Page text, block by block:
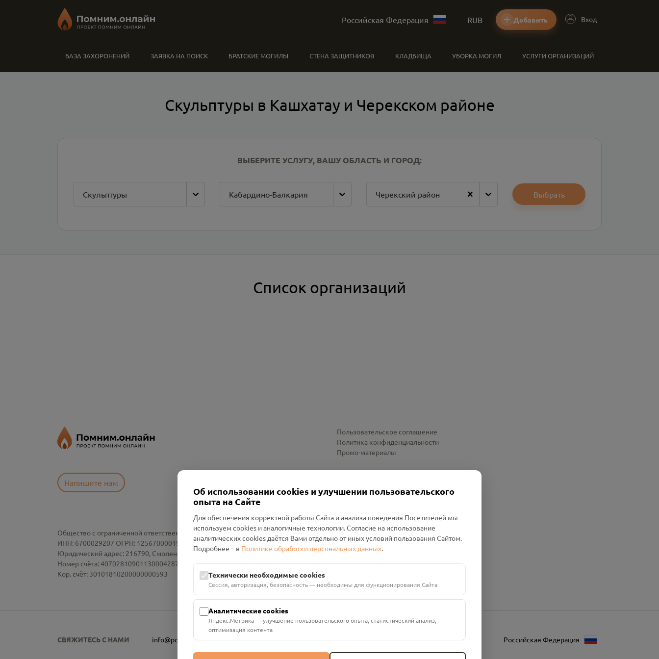
Российская Федерация RUB Добавить Вход
БАЗА ЗАХОРОНЕНИЙ ЗАЯВКА НА ПОИСК БРАТСКИЕ МОГИЛЫ СТЕНА ЗАЩИТНИКОВ КЛАДБИЩА УБОРКА МОГИЛ УСЛУГИ ОРГАНИЗАЦИЙ
Скульптуры в Кашхатау и Черекском районе
ВЫБЕРИТЕ УСЛУГУ, ВАШУ ОБЛАСТЬ И ГОРОД:
Скульптуры Кабардино-Балкария Черекский район Выбрать
Список организаций
Напишите нам
Пользовательское соглашение
Политика конфиденциальности
Промо-материалы
Общество с ограниченной ответственностью «Смоленский Проект Помним»
ИНН: 6700029207 ОГРН: 1256700001986
Юридический адрес: 216790, Смоленская область, р-н Руднянский, г. Рудня, улица Западная, д. 26А, пом. 18
Номер счёта: 40702810901130004287 в АО "АЛЬФА-БАНК"
Кор. счёт: 30101810200000000593
СВЯЖИТЕСЬ С НАМИ info@pomnim.online Российская Федерация
Об использовании cookies и улучшении пользовательского
опыта на Сайте
Для обеспечения корректной работы Сайта и анализа поведения Посетителей мы
используем cookies и аналогичные технологии. Согласие на использование
аналитических cookies даётся Вами отдельно от иных условий пользования Сайтом.
Подробнее – в Политике обработки персональных данных.
Технически необходимые cookies
Сессия, авторизация, безопасность — необходимы для функционирования Сайта
Аналитические cookies
Яндекс.Метрика — улучшение пользовательского опыта, статистический анализ,
оптимизация контента